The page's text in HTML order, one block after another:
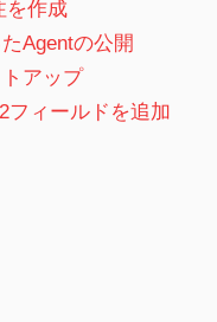
を作成
Agentの公開
アップ
フィールドを追加